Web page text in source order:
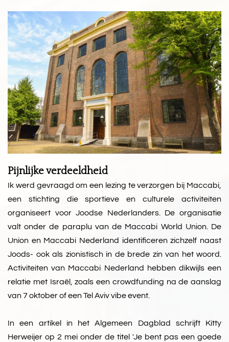
Pijnlijke verdeeldheid
Ik werd gevraagd om een lezing te verzorgen bij Maccabi,
een stichting die sportieve en culturele activiteiten
organiseert voor Joodse Nederlanders. De organisatie
valt onder de paraplu van de Maccabi World Union. De
Union en Maccabi Nederland identificeren zichzelf naast
Joods- ook als zionistisch in de brede zin van het woord.
Activiteiten van Maccabi Nederland hebben dikwijls een
relatie met Israël, zoals een crowdfunding na de aanslag
van 7 oktober of een Tel Aviv vibe event.
In een artikel in het Algemeen Dagblad schrijft Kitty
Herweijer op 2 mei onder de titel 'Je bent pas een goede